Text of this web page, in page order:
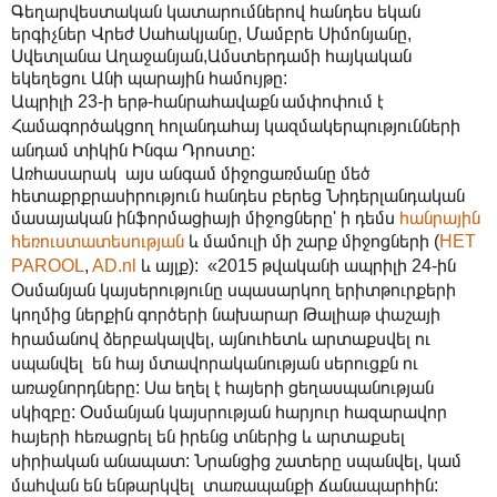
Գեղարվեստական կատարումներով հանդես եկան
երգիչներ Վրեժ Սահակյանը, Մամբրե Սիմոնյանը,
Սվետլանա Աղաջանյան,Ամստերդամի հայկական
եկեղեցու Անի պարային համույթը:
Ապրիլի 23-ի երթ-հանրահավաքն ամփոփում է
Համագործակցող հոլանդահայ կազմակերպությունների
անդամ տիկին Ինգա Դրոստը:
Առհասարակ այս անգամ միջոցառմանը մեծ
հետաքրքրասիրություն հանդես բերեց Նիդերլանդական
մասայական ինֆորմացիայի միջոցները' ի դեմս հանրային
հեռուստատեսության և մամուլի մի շարք միջոցների (HET
PAROOL, AD.nl և այլք): «2015 թվականի ապրիլի 24-ին
Օսմանյան կայսերությունը սպասարկող երիտթուրքերի
կողմից ներքին գործերի նախարար Թալիաթ փաշայի
հրամանով ձերբակալվել, այնուհետև արտաքսվել ու
սպանվել են հայ մտավորականության սերուցքն ու
առաջնորդները: Սա եղել է հայերի ցեղասպանության
սկիզբը: Օսմանյան կայսրության հարյուր հազարավոր
հայերի հեռացրել են իրենց տներից և արտաքսել
սիրիական անապատ: Նրանցից շատերը սպանվել, կամ
մահվան են ենթարկվել տառապանքի ճանապարհին: